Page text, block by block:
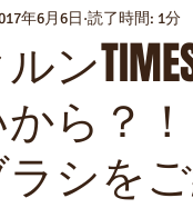
知育おもちゃの
ルン
ら？
シをご
年6月6日 読了時間: 1分